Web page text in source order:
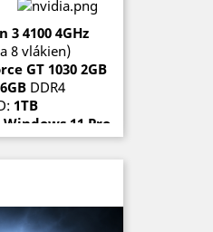
3 4100 4GHz
8 vlákien)
GT 1030 2GB
DDR4
1TB
11 Pro
(1 kus)